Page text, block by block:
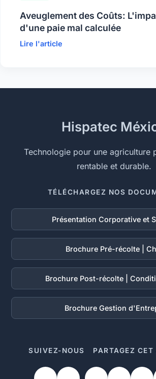
Aveuglement des Coûts:
d'une paie mal calculée
Lire l'article
Hispatec
Technologie pour une agriculture
rentable et durable.
TÉLÉCHARGEZ NOS
Présentation Corporative et
Brochure Pré-récolte |
Brochure Post-récolte |
Brochure Gestion
SUIVEZ-NOUS PARTAGEZ